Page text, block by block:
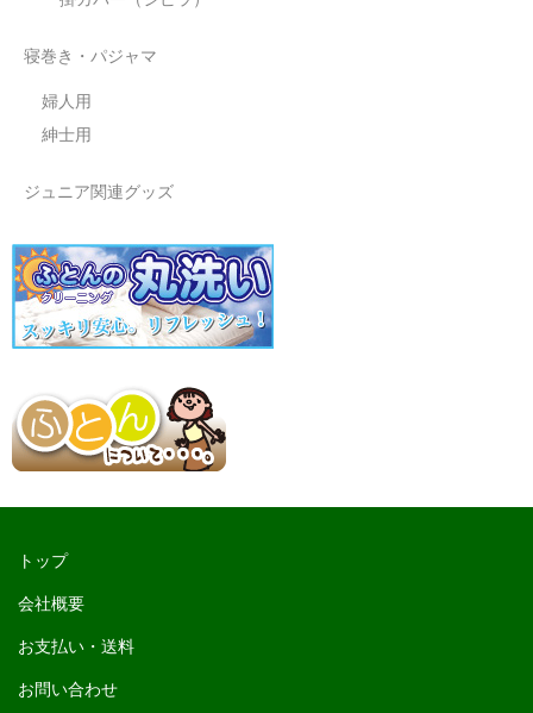
寝巻き・パジャマ
婦人用
紳士用
ジュニア関連グッズ
トップ
会社概要
お支払い・送料
お問い合わせ